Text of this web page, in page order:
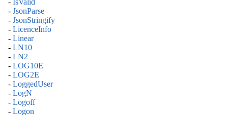
- IsValid
- JsonParse
- JsonStringify
- LicenceInfo
- Linear
- LN10
- LN2
- LOG10E
- LOG2E
- LoggedUser
- LogN
- Logoff
- Logon